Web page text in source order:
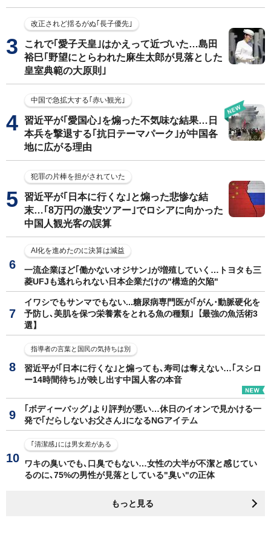
改正されど揺るがぬ｢長子優先｣
これで｢愛子天皇｣はかえって近づいた…島田
裕巳｢野望にとらわれた麻生太郎が見落とした
皇室典範の大原則｣
中国で急拡大する｢赤い観光｣
習近平が｢愛国心｣を煽った不気味な結果…日
本兵を撃退する｢抗日テーマパーク｣が中国各
地に広がる理由
犯罪の片棒を担がされていた
習近平が｢日本に行くな｣と煽った悲惨な結
末…｢8万円の激安ツアー｣でロシアに向かった
中国人観光客の誤算
AI化を進めたのに決算は減益
一流企業ほど｢働かないオジサン｣が増殖していく…トヨタも三
菱UFJも逃れられない日本企業だけの"構造的欠陥"
イワシでもサンマでもない...糖尿病専門医が｢がん･動脈硬化を
予防し､美肌を保つ栄養素をとれる魚の種類｣【最強の魚活術3
選】
指導者の言葉と国民の気持ちは別
習近平が｢日本に行くな｣と煽っても､寿司は奪えない…｢スシロ
ー14時間待ち｣が映し出す中国人客の本音
｢ボディーバッグ｣より評判が悪い…休日のイオンで見かける一
発で｢だらしないお父さん｣になるNGアイテム
｢清潔感｣には男女差がある
ワキの臭いでも､口臭でもない…女性の大半が不潔と感じてい
るのに､75%の男性が見落としている"臭い"の正体
もっと見る